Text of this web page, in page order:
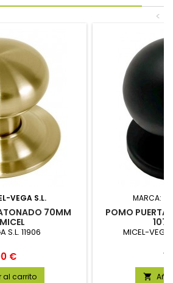
<
VEGA S.L.
70MM
S.L. 11906
€
al carrito
MARCA:
POMO PUERTA
MICEL-VEGA
